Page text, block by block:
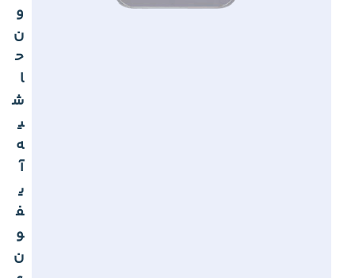
و
ن
ح
ا
ش
ی
ه
آ
ی
ف
و
ن